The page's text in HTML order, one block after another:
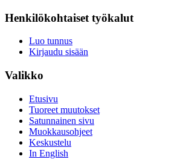
Henkilökohtaiset työkalut
Luo tunnus
Kirjaudu sisään
Valikko
Etusivu
Tuoreet muutokset
Satunnainen sivu
Muokkausohjeet
Keskustelu
In English